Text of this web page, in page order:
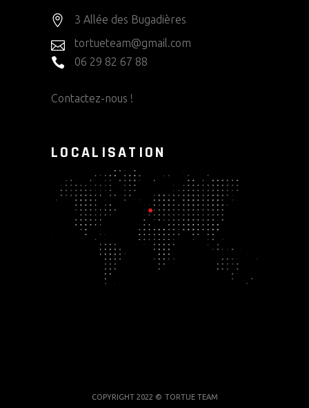
3 Allée des Bugadières
tortueteam@gmail.com
06 29 82 67 88
Contactez-nous !
LOCALISATION
COPYRIGHT 2022 © TORTUE TEAM